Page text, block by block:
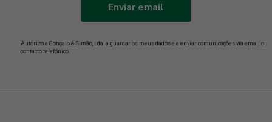
Enviar email
Autorizo a Gonçalo & Simão, Lda. a guardar os meus dados e a enviar comunicações via email ou
contacto telefónico.